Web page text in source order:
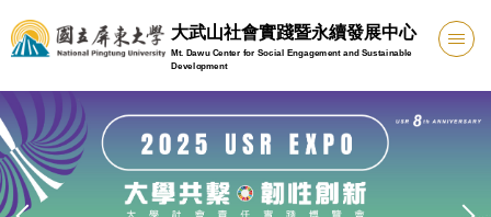
跳
到
要
內
容
區
大武山社會實踐暨永續發展中心
Mt. Dawu Center for Social Engagement and Sustainable
Development